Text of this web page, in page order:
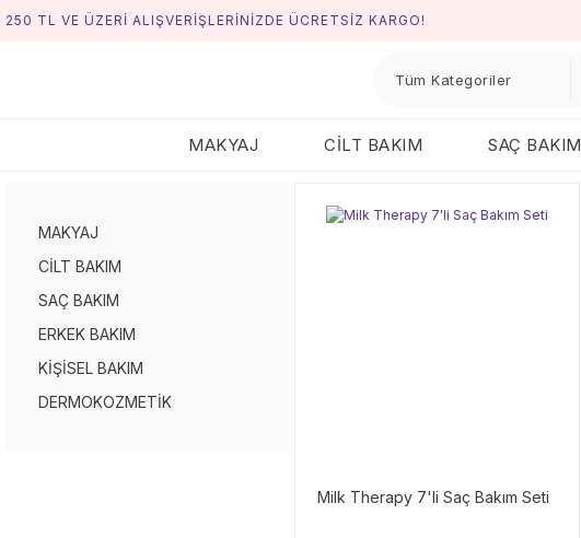
250 TL VE ÜZERİ ALIŞVERİŞLERİNİZDE ÜCRETSİZ KARGO!
MAKYAJ CİLT BAKIM SAÇ BAKIM
MAKYAJ
CİLT BAKIM
SAÇ BAKIM
ERKEK BAKIM
KİŞİSEL BAKIM
DERMOKOZMETİK
Milk Therapy 7'li Saç Bakım Seti